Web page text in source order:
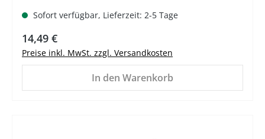
Sofort verfügbar, Lieferzeit: 2-5 Tage
Regulärer Preis:
14,49 €
Preise inkl. MwSt. zzgl. Versandkosten
In den Warenkorb